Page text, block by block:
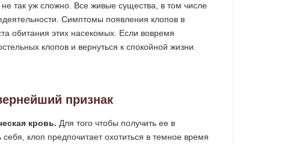
так уж сложно. Все живые существа, в том числе
Симптомы появления клопов в
обитания этих насекомых. Если вовремя
клопов и вернуться к спокойной жизни.
признак
кровь. Для того чтобы получить ее в
клоп предпочитает охотиться в темное время